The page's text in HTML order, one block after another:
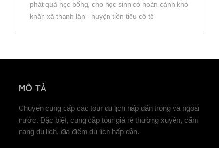
phát quà học bổng, cho học sinh có hoàn cảnh khó
khăn xã thanh lân - huyện tiền tiêu cô tô
MÔ TẢ
Chuyên cung cấp các tour du lịch hấp dẫn trong và ngoài
nước. Đặc biệt, cung cấp tour giá rẻ thường xuyên, cẩm
nang du lịch, địa điểm du lịch hấp dẫn.